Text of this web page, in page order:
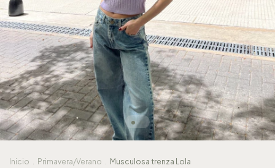
Inicio . Primavera/Verano . Musculosa trenza Lola